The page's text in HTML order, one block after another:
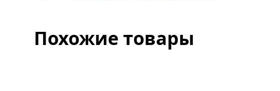
Похожие товары